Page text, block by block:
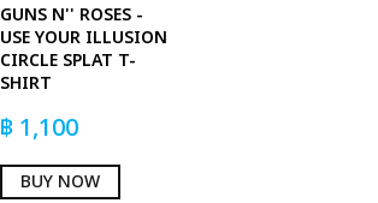
GUNS N'' ROSES -
USE YOUR ILLUSION
CIRCLE SPLAT T-
SHIRT
฿ 1,100
BUY NOW